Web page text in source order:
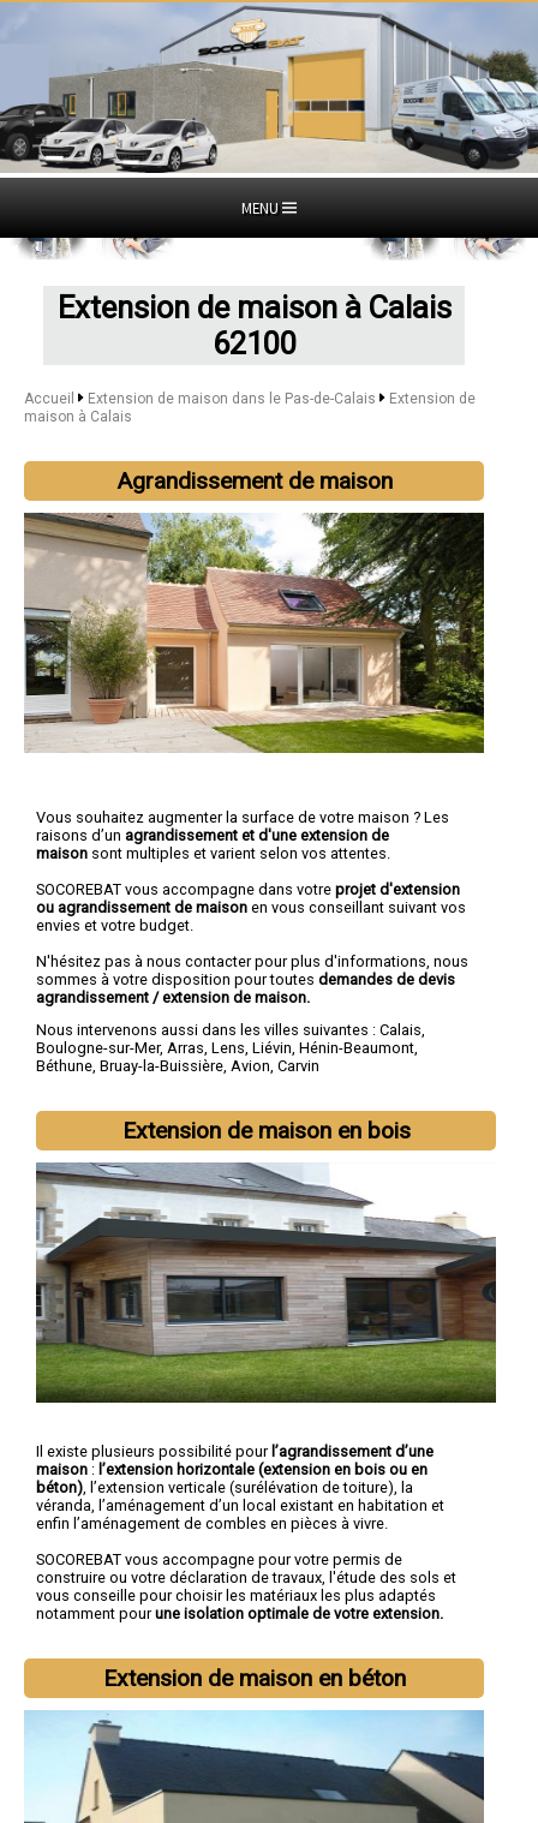
MENU
Extension de maison à Calais
62100
Accueil Extension de maison dans le Pas-de-Calais
Extension de
maison à Calais
Agrandissement de maison
Vous souhaitez augmenter la surface de votre maison ? Les
raisons d’un agrandissement et d'une extension de
maison sont multiples et varient selon vos attentes.
SOCOREBAT vous accompagne dans votre projet d'extension
ou agrandissement de maison en vous conseillant suivant vos
envies et votre budget.
N'hésitez pas à nous contacter pour plus d'informations, nous
sommes à votre disposition pour toutes demandes de devis
agrandissement / extension de maison.
Nous intervenons aussi dans les villes suivantes : Calais,
Boulogne-sur-Mer, Arras, Lens, Liévin, Hénin-Beaumont,
Béthune, Bruay-la-Buissière, Avion, Carvin
Extension de maison en bois
Il existe plusieurs possibilité pour l’agrandissement d’une
maison : l’extension horizontale (extension en bois ou en
béton), l’extension verticale (surélévation de toiture), la
véranda, l’aménagement d’un local existant en habitation et
enfin l’aménagement de combles en pièces à vivre.
SOCOREBAT vous accompagne pour votre permis de
construire ou votre déclaration de travaux, l'étude des sols et
vous conseille pour choisir les matériaux les plus adaptés
notamment pourune isolation optimale de votre extension.
Extension de maison en béton